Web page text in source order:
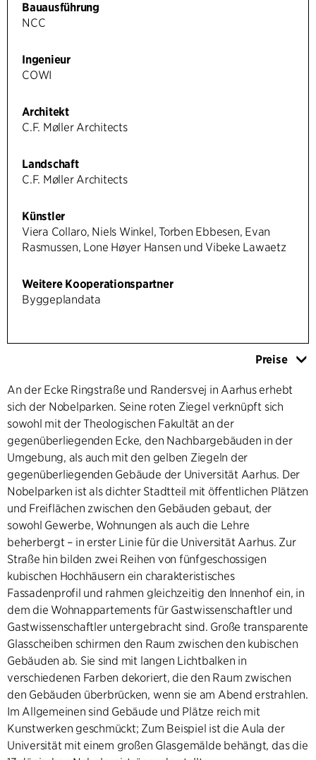
Bauausführung
NCC
Ingenieur
COWI
Architekt
C.F. Møller Architects
Landschaft
C.F. Møller Architects
Künstler
Viera Collaro, Niels Winkel, Torben Ebbesen, Evan
Rasmussen, Lone Høyer Hansen und Vibeke Lawaetz
Weitere Kooperationspartner
Byggeplandata
Preise
An der Ecke Ringstraße und Randersvej in Aarhus erhebt
sich der Nobelparken. Seine roten Ziegel verknüpft sich
sowohl mit der Theologischen Fakultät an der
gegenüberliegenden Ecke, den Nachbargebäuden in der
Umgebung, als auch mit den gelben Ziegeln der
gegenüberliegenden Gebäude der Universität Aarhus. Der
Nobelparken ist als dichter Stadtteil mit öffentlichen Plätzen
und Freiflächen zwischen den Gebäuden gebaut, der
sowohl Gewerbe, Wohnungen als auch die Lehre
beherbergt – in erster Linie für die Universität Aarhus. Zur
Straße hin bilden zwei Reihen von fünfgeschossigen
kubischen Hochhäusern ein charakteristisches
Fassadenprofil und rahmen gleichzeitig den Innenhof ein, in
dem die Wohnappartements für Gastwissenschaftler und
Gastwissenschaftler untergebracht sind. Große transparente
Glasscheiben schirmen den Raum zwischen den kubischen
Gebäuden ab. Sie sind mit langen Lichtbalken in
verschiedenen Farben dekoriert, die den Raum zwischen
den Gebäuden überbrücken, wenn sie am Abend erstrahlen.
Im Allgemeinen sind Gebäude und Plätze reich mit
Kunstwerken geschmückt; Zum Beispiel ist die Aula der
Universität mit einem großen Glasgemälde behängt, das die